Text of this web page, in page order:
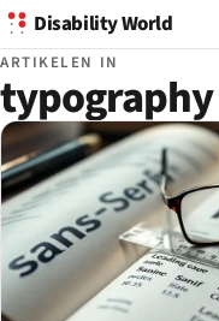
Disability World
ARTIKELEN IN
typography